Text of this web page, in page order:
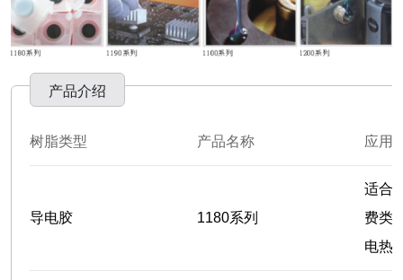
产品介绍
树脂类型 产品名称 应用
导电胶 1180系列
适合
费类
电热